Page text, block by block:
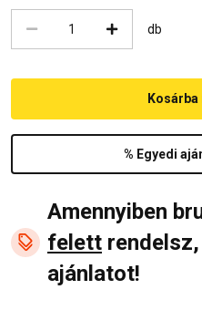
db
% Egyedi
Amennyiben
felett
ajánlatot!